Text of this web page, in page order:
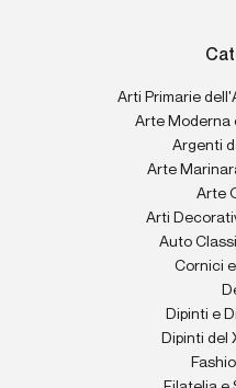
Arti Primarie
Arte Moderna
Argenti
Arte
Arte
Arti
Auto
Cornici
Dipinti e
Dipinti del